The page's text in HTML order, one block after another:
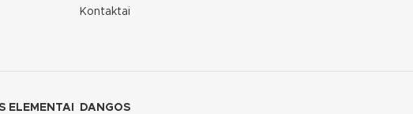
Kontaktai
ELEMENTAI
DANGOS